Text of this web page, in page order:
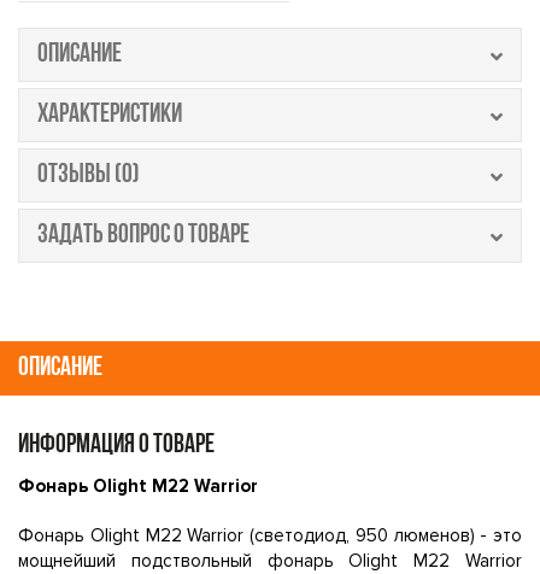
ОПИСАНИЕ
ХАРАКТЕРИСТИКИ
ОТЗЫВЫ (0)
ЗАДАТЬ ВОПРОС О ТОВАРЕ
ОПИСАНИЕ
ИНФОРМАЦИЯ О ТОВАРЕ
Фонарь Olight M22 Warrior
Фонарь Olight M22 Warrior (светодиод, 950 люменов) - это
мощнейший подствольный фонарь Olight M22 Warrior